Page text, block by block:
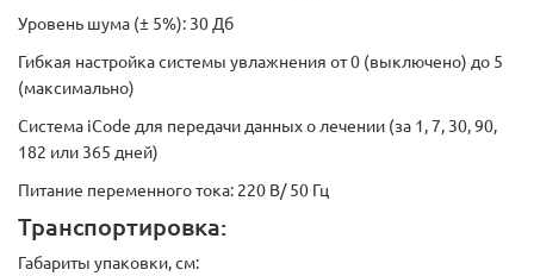
Уровень шума (± 5%): 30 Дб
Гибкая настройка системы увлажнения от 0 (выключено) до 5
(максимально)
Система iCode для передачи данных о лечении (за 1, 7, 30, 90,
182 или 365 дней)
Питание переменного тока: 220 В/ 50 Гц
Транспортировка:
Габариты упаковки, см: